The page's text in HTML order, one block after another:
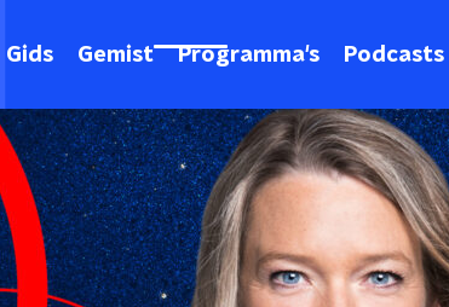
Gids Gemist Programma's Podcasts